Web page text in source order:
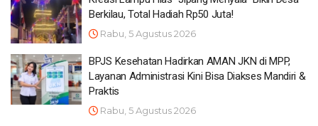
Berkilau, Total Hadiah Rp50 Juta!
Rabu, 5 Agustus 2026
BPJS Kesehatan Hadirkan AMAN JKN di MPP,
Layanan Administrasi Kini Bisa Diakses Mandiri &
Praktis
Rabu, 5 Agustus 2026